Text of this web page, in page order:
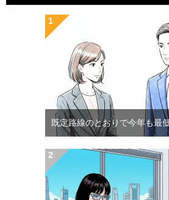
既定路線のとおりで今年も最